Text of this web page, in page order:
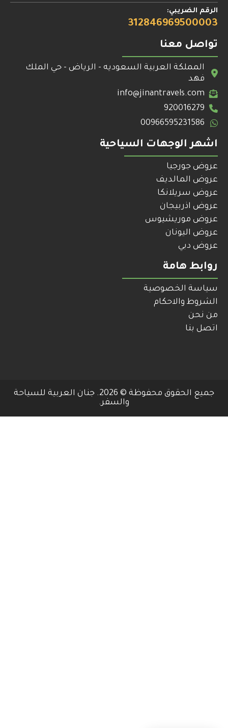
الرقم الضريبي:
312846969500003
تواصل معنا
المملكة العربية السعوديه - الرياض - حي الملك
فهد
info@jinantravels.com
920016279
00966595231586
اشهر الوجهات السياحية
عروض جورجيا
عروض المالديف
عروض سريلانكا
عروض اذربيجان
عروض موريشيوس
عروض اليونان
عروض دبي
روابط هامة
سياسة الخصوصية
الشروط والاحكام
من نحن
اتصل بنا
جميع الحقوق محفوظة © 2026. جنان العربية للسياحة
والسفر.